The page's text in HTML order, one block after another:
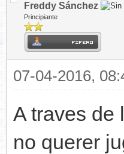
Freddy Sánchez
Principiante
07-04-2016,
A traves de
no querer